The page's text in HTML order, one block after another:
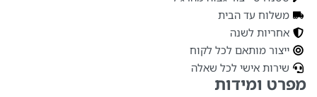
משלוח עד הבית
אחריות לשנה
ייצור מותאם לכל לקוח
שירות אישי לכל שאלה
מפרט ומידות